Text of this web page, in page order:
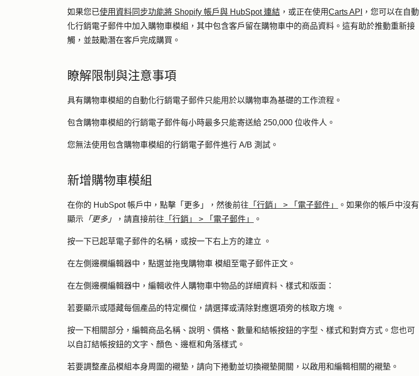
如果您已使用資料同步功能將 Shopify 帳戶與 HubSpot 連結 ，或正在使用Carts API
，您可以在自動
化行銷電子郵件中加入購物車模組，其中包含客戶留在購物車中的商品資料。這有助於推動重新接
觸，並鼓勵潛在客戶完成購買。
瞭解限制與注意事項
具有購物車模組的自動化行銷電子郵件只能用於以購物車為基礎的工作流程。
包含購物車模組的行銷電子郵件每小時最多只能寄送給 250,000 位收件人。
您無法使用包含購物車模組的行銷電子郵件進行 A/B 測試。
新增購物車模組
在你的 HubSpot 帳戶中，點擊 「更多」 ，然後前往 「行銷」 > 「電子郵件」
。如果你的帳戶中沒有
顯示 「更多」 ，請直接前往 「行銷」 > 「電子郵件」 。
按一下已起草電子郵件的名稱 ，或按一下右上方的建立 。
在左側邊欄編輯器中，點選並拖曳購物車 模組至電子郵件正文。
在左側邊欄編輯器中，編輯收件人購物車中物品的詳細資料、樣式和版面：
若要顯示或隱藏每個產品的特定欄位，請選擇或清除對應選項旁的核取方塊 。
按一下相關部分，編輯商品名稱、說明、價格、數量和結帳按鈕的字型、樣式和對齊方式。您也可
以自訂結帳按鈕的文字、顏色、邊框和角落樣式。
若要調整產品模組本身周圍的襯墊，請向下捲動並切換襯墊開關，以啟用和編輯相關的襯墊。